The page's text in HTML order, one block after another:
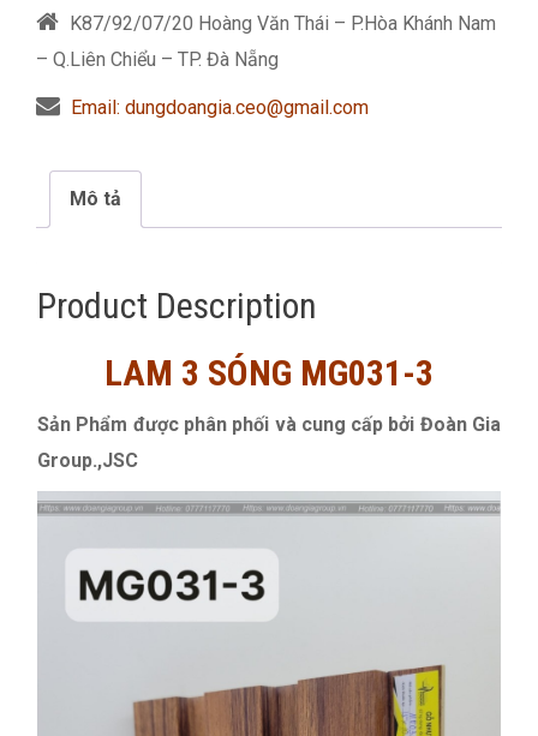
K87/92/07/20 Hoàng Văn Thái – P.Hòa Khánh Nam
– Q.Liên Chiểu – TP. Đà Nẵng
Email: dungdoangia.ceo@gmail.com
Mô tả
Product Description
LAM 3 SÓNG MG031-3
Sản Phẩm được phân phối và cung cấp bởi Đoàn Gia
Group.,JSC